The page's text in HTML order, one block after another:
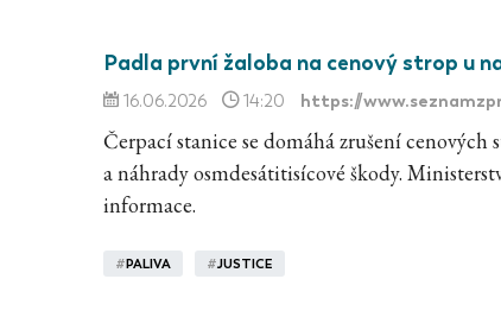
Padla první žaloba na cenový strop u
16.06.2026 14:20 https://
Čerpací stanice se domáhá zrušení
a náhrady osmdesátitisícové škody.
informace.
#PALIVA #JUSTICE